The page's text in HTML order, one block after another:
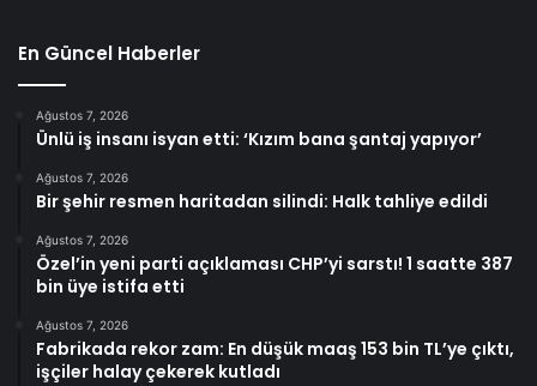
En Güncel Haberler
Ağustos 7, 2026
Ünlü iş insanı isyan etti: ‘Kızım bana şantaj yapıyor’
Ağustos 7, 2026
Bir şehir resmen haritadan silindi: Halk tahliye edildi
Ağustos 7, 2026
Özel’in yeni parti açıklaması CHP’yi sarstı! 1 saatte 387
bin üye istifa etti
Ağustos 7, 2026
Fabrikada rekor zam: En düşük maaş 153 bin TL’ye çıktı,
işçiler halay çekerek kutladı